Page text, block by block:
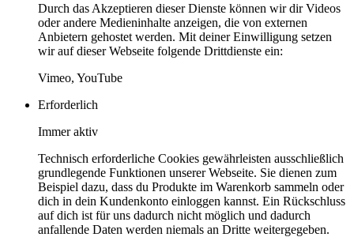
Durch das Akzeptieren dieser Dienste können wir dir Videos
oder andere Medieninhalte anzeigen, die von externen
Anbietern gehostet werden. Mit deiner Einwilligung setzen
wir auf dieser Webseite folgende Drittdienste ein:
Vimeo, YouTube
Erforderlich
Immer aktiv
Technisch erforderliche Cookies gewährleisten ausschließlich
grundlegende Funktionen unserer Webseite. Sie dienen zum
Beispiel dazu, dass du Produkte im Warenkorb sammeln oder
dich in dein Kundenkonto einloggen kannst. Ein Rückschluss
auf dich ist für uns dadurch nicht möglich und dadurch
anfallende Daten werden niemals an Dritte weitergegeben.